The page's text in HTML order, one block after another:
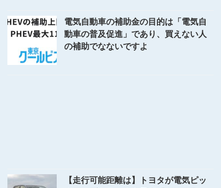
電気自動車の補助金の目的は「電気自
動車の普及促進」であり、買えない人
の補助でなないですよ
【走行可能距離は】トヨタが電気ピッ